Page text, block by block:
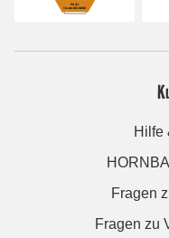
Hilfe
Fragen
Fragen zu